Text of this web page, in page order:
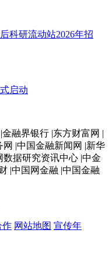
科研流动站2026年招
启动
融界银行 |东方财富网 |
|中国金融新闻网 |新华
据研究资讯中心 |中金
|中国网金融 |中国金融
作 网站地图 宣传年